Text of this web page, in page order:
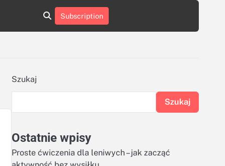
aluminumboatplans.com
aluminumboatplans.com
Kontakt
Kontakt
Subscription
Szukaj
Szukaj
Ostatnie wpisy
Proste ćwiczenia dla leniwych – jak zacząć